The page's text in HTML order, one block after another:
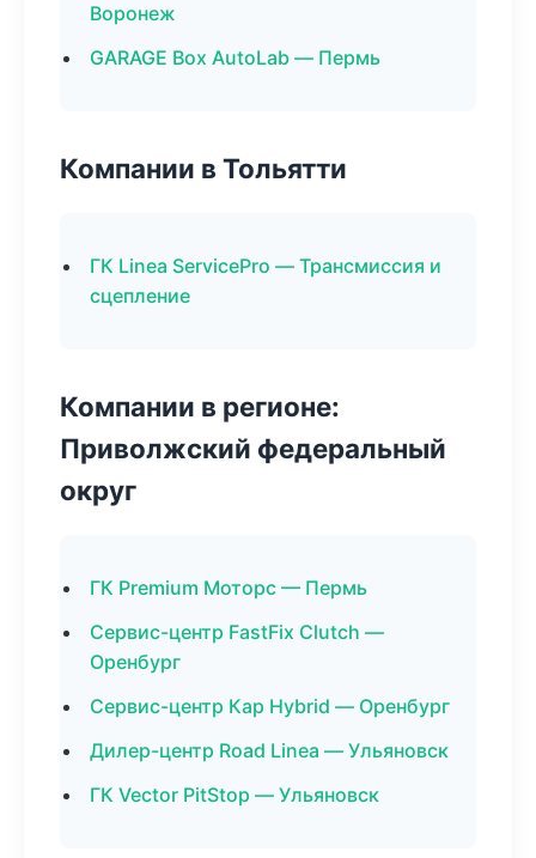
Воронеж
GARAGE Box AutoLab — Пермь
Компании в Тольятти
ГК Linea ServicePro — Трансмиссия и
сцепление
Компании в регионе:
Приволжский федеральный
округ
ГК Premium Моторс — Пермь
Сервис-центр FastFix Clutch —
Оренбург
Сервис-центр Кар Hybrid — Оренбург
Дилер-центр Road Linea — Ульяновск
ГК Vector PitStop — Ульяновск